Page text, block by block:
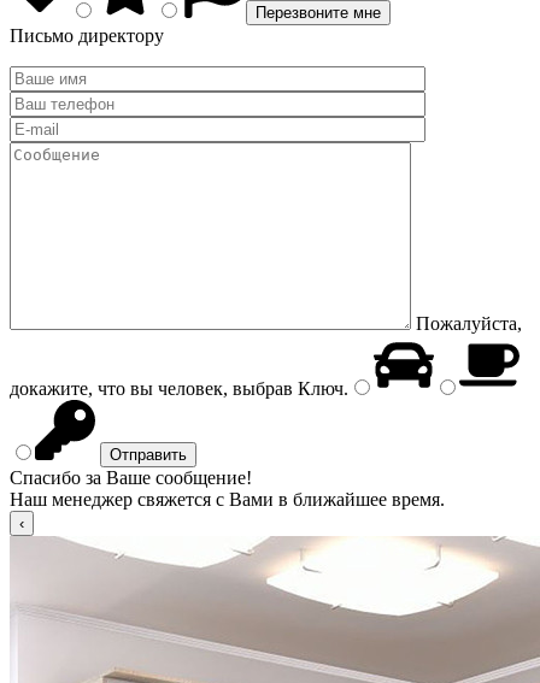
Письмо директору
Пожалуйста,
докажите, что вы человек, выбрав Ключ.
Спасибо за Ваше сообщение!
Наш менеджер свяжется с Вами в ближайшее время.